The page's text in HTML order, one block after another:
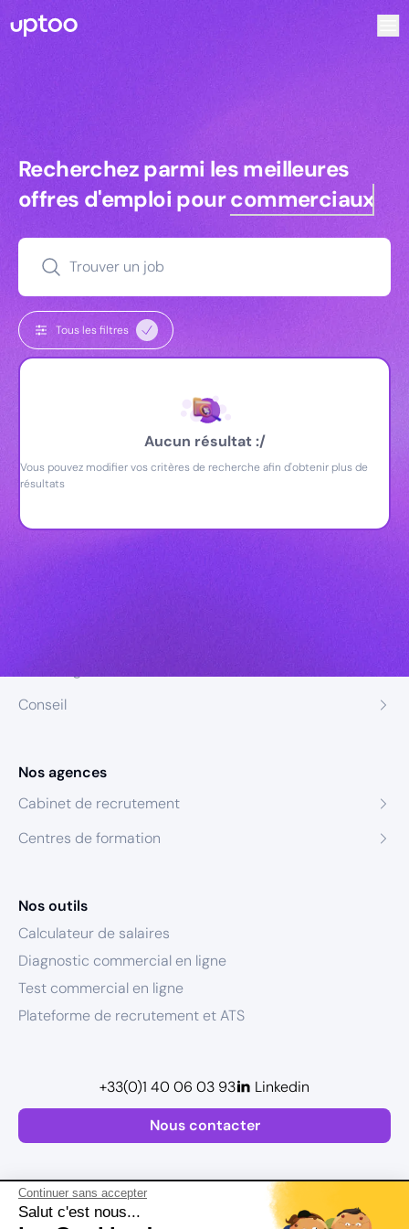
Continuer sans accepter
Salut c'est nous...
Recherchez parmi les meilleures
Recherchez parmi les meilleures
offres d'emploi pourcommerciaux
Trouver un job
Tous les filtres
Aucun résultat :/
Vous pouvez modifier vos critères de recherche afin d'obtenir plus de
résultats
Conseil
Nos agences
Cabinet de recrutement
Centres de formation
Nos outils
Calculateur de salaires
Diagnostic commercial en ligne
Test commercial en ligne
Plateforme de recrutement et ATS
Nous contacter
+33(0)1 40 06 03 93 Linkedin